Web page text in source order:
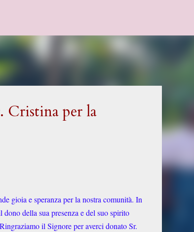
Cristina per la
gioia e speranza per la nostra comunità. In
della sua presenza e del suo spirito
il Signore per averci donato Sr.